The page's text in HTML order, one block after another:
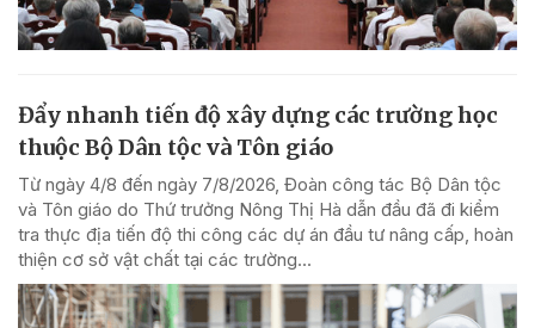
Đẩy nhanh tiến độ xây dựng các trường học
thuộc Bộ Dân tộc và Tôn giáo
Từ ngày 4/8 đến ngày 7/8/2026, Đoàn công tác Bộ Dân tộc
và Tôn giáo do Thứ trưởng Nông Thị Hà dẫn đầu đã đi kiểm
tra thực địa tiến độ thi công các dự án đầu tư nâng cấp, hoàn
thiện cơ sở vật chất tại các trường...